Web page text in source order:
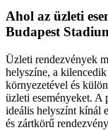
Ahol az üzleti
Budapest
Üzleti rendezvények
helyszíne, a
környezetével és
üzleti eseményeket. A
ideális helyszínt kínál
és zártkörű